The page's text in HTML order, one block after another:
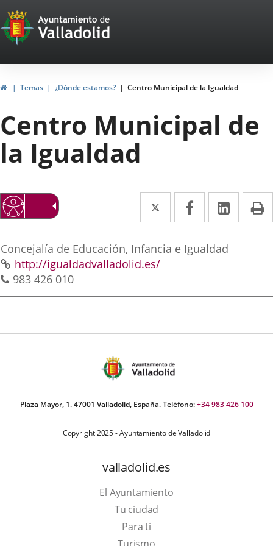
Portal
Web
del
Ayuntamiento
de
Valladolid
HomeTemas ¿Dónde estamos? Centro Municipal de la Igualdad
Centro Municipal de
la Igualdad
Twitter
Enlace
a
una
aplicación
Facebook
Enlace
a
una
Enlace
a
Postal
address
Concejalía de Educación, Infancia e Igualdad
Web
http://igualdadvalladolid.es/Enlace
una
Phones
983 426 010
Plaza Mayor, 1. 47001 Valladolid, España. Teléfono:+34 983 426 100
Copyright 2025 - Ayuntamiento de Valladolid
valladolid.es
El Ayuntamiento
Tu ciudad
Para ti
This